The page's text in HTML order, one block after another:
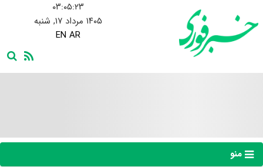
۰۳:۰۵:۲۴
۱۴۰۵ مرداد ۱۷, شنبه
EN AR
منو